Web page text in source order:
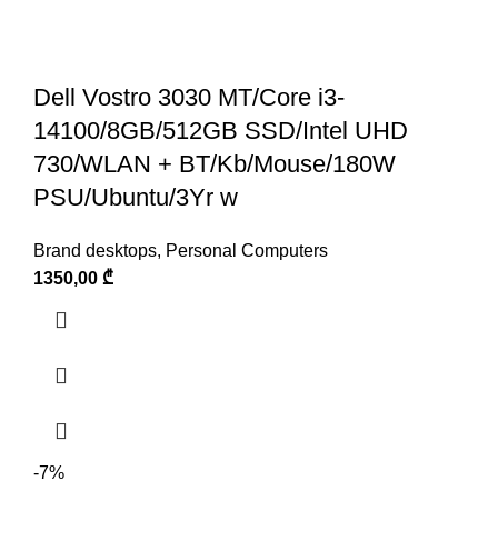
Dell Vostro 3030 MT/Core i3-
14100/8GB/512GB SSD/Intel UHD
730/WLAN + BT/Kb/Mouse/180W
PSU/Ubuntu/3Yr w
Brand desktops, Personal Computers
1350,00 ₾
-7%